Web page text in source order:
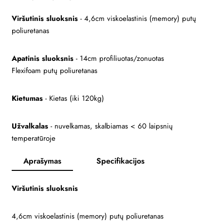
Viršutinis sluoksnis - 4,6cm viskoelastinis (memory) putų
poliuretanas
Apatinis sluoksnis - 14cm profiliuotas/zonuotas
Flexifoam putų poliuretanas
Kietumas - Kietas (iki 120kg)
Užvalkalas - nuvelkamas, skalbiamas < 60 laipsnių
temperatūroje
Aprašymas Specifikacijos
Viršutinis sluoksnis
4,6cm viskoelastinis (memory) putų poliuretanas